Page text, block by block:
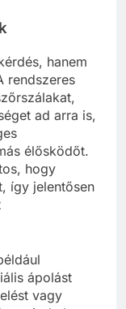
hanem
rendszeres
ad arra is,
élősködőt.
hogy
így jelentősen
ápolást
vagy